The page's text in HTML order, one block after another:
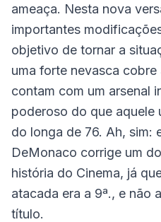
ameaça. Nesta nova
importantes
objetivo de tornar a
uma forte nevasca
contam com um arsenal
poderoso do que aquele
do longa de 76. Ah, sim:
DeMonaco corrige um
história do Cinema, já
atacada era a 9ª., e não
título.